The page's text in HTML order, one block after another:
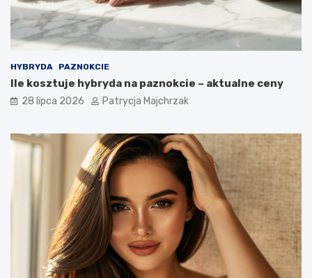
HYBRYDA PAZNOKCIE
Ile kosztuje hybryda na paznokcie – aktualne ceny
28 lipca 2026 Patrycja Majchrzak